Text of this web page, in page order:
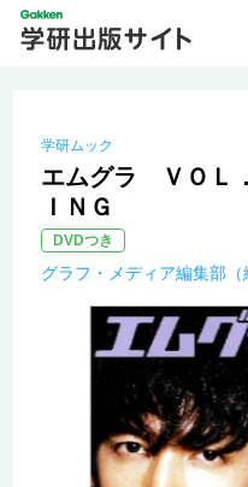
学研ムック
エムグラ ＶＯＬ
ＩＮＧ
DVDつき
グラフ・メディア編集部（